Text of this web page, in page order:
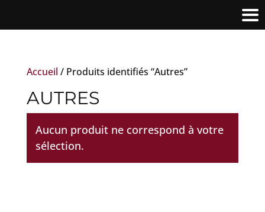
Accueil / Produits identifiés “Autres”
AUTRES
Aucun produit ne correspond à votre
sélection.